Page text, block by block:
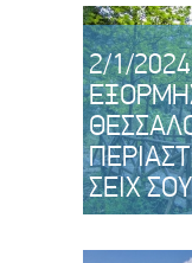
2/1/
ΣΕΙΧ ΣΟΥ